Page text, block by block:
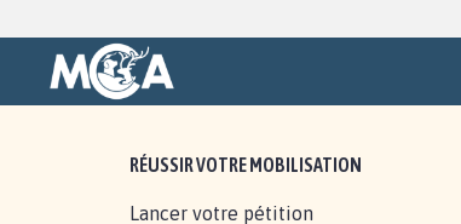
RÉUSSIR VOTRE MOBILISATION
Lancer votre pétition